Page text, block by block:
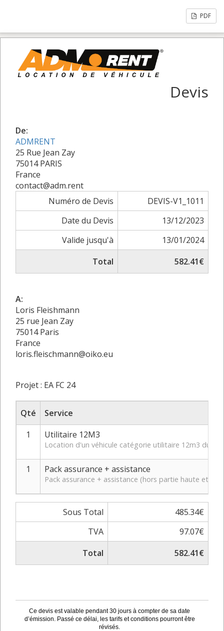
PDF
Devis
De:
ADMRENT
25 Rue Jean Zay
75014 PARIS
France
contact@adm.rent
Numéro de Devis
DEVIS-V1_1011
Date du Devis
13/12/2023
Valide jusqu'à
13/01/2024
Total
582.41€
A:
Loris Fleishmann
25 rue Jean Zay
75014 Paris
France
loris.fleischmann@oiko.eu
Projet : EA FC 24
Qté
Service
1
Utilitaire 12M3
Location d'un véhicule catégorie utilitaire 12m3 du
1 Pack assurance + assistance
Pack assurance + assistance (hors partie haute et
Sous Total
485.34€
TVA
97.07€
Total
582.41€
Ce devis est valable pendant 30 jours à compter de sa date
d’émission. Passé ce délai, les tarifs et conditions pourront être
révisés.